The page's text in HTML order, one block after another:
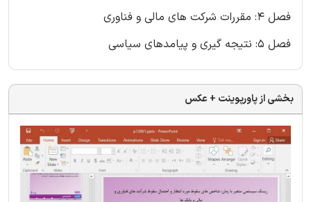
فصل 4: مقررات شرکت های مالی و فناوری
فصل 5: نتیجه گیری و پیامدهای سیاسی
بخشی از پاورپوینت + عکس